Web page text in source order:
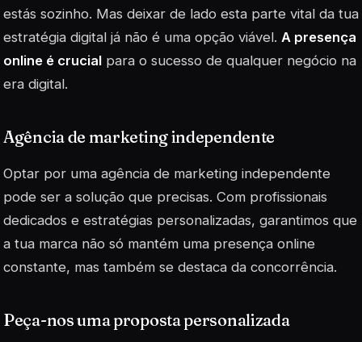
estás sozinho. Mas deixar de lado esta parte vital da tua
estratégia digital já não é uma opção viável. A presença
online é crucial para o sucesso de qualquer negócio na
era digital.
Agência de marketing independente
Optar por uma agência de marketing independente
pode ser a solução que precisas. Com profissionais
dedicados e estratégias personalizadas, garantimos que
a tua marca não só mantém uma presença online
constante, mas também se destaca da concorrência.
Peça-nos uma proposta personalizada